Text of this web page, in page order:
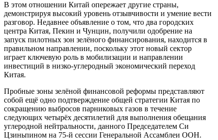
В этом отношении Китай опережает другие страны,
демонстрируя высокий уровень отзывчивости и умение вести
разговор. Недавнее объявление о том, что два городских
центра Китая, Пекин и Чунцин, получили одобрение на
запуск пилотных зон зелёного финансирования, находится в
правильном направлении, поскольку этот новый сектор
играет ключевую роль в мобилизации и направлении
инвестиций в низко-углеродный экономический переход
Китая.
Пробные зоны зелёной финансовой реформы представляют
собой ещё одно подтверждение общей стратегии Китая по
сокращению выбросов парниковых газов в течение
следующих четырёх десятилетий для выполнения обещания
углеродной нейтральности, данного Председателем Си
Цзиньпином на 75-й сессии Генеральной Ассамблеи ООН.